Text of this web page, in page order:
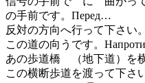
の手前です。Перед…
反対の方向へ行って下さい
この道の向うです。
あの歩道橋 （地下道）を横
この横断歩道を渡って下さ